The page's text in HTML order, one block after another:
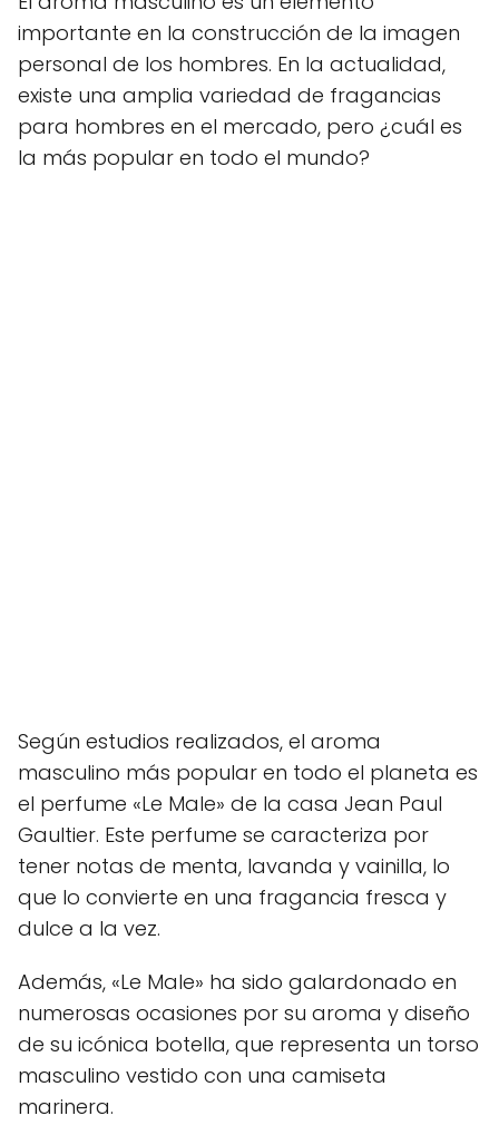
importante en la construcción de la imagen
personal de los hombres. En la actualidad,
existe una amplia variedad de fragancias
para hombres en el mercado, pero ¿cuál es
la más popular en todo el mundo?
Según estudios realizados, el aroma
masculino más popular en todo el planeta es
el perfume «Le Male» de la casa Jean Paul
Gaultier. Este perfume se caracteriza por
tener notas de menta, lavanda y vainilla, lo
que lo convierte en una fragancia fresca y
dulce a la vez.
Además, «Le Male» ha sido galardonado en
numerosas ocasiones por su aroma y diseño
de su icónica botella, que representa un torso
masculino vestido con una camiseta
marinera.